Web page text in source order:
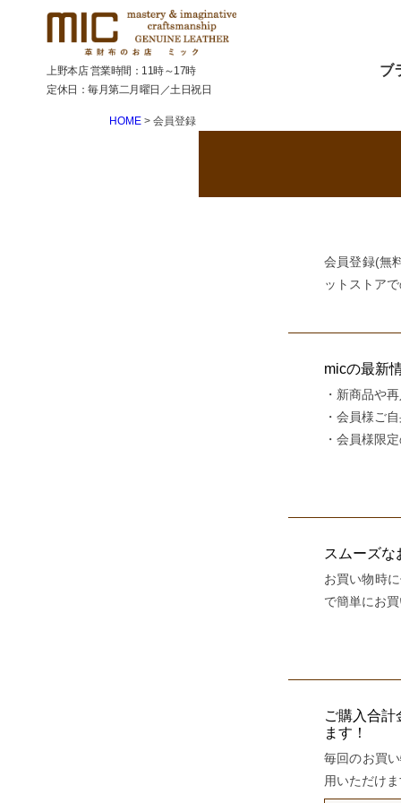
上野本店 営業時間：11時～17時
定休日：毎月第二月曜日／土日祝日
ブ
HOME 会員登録
会員登録(無
ットストア
micの最新
新商品や
会員様ご
会員様限
スムーズな
お買い物時
で簡単にお
ご購入合
ます！
毎回のお買
用いただけ